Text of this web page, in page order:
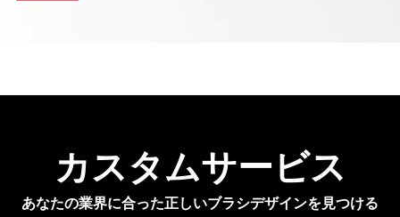
カスタムサービス
あなたの業界に合った正しいブラシデザインを見つける